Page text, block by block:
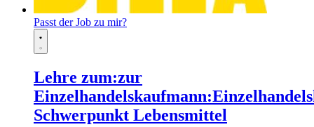
Passt der Job zu mir?
Lehre zum:zur
Schwerpunkt Lebensmittel